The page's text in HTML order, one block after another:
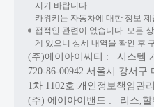
시기 바랍니다.
카위키는 자동차에 대한 정보
접적인 관련이 없습니다. 모든
게 있으니 상세 내역을 확인 후
(주)에이아이씨티 : 시스템
720-86-00942 서울시 강서구
1차 1102호 개인정보책임관
(주) 에이아이밴드 : 리스,할